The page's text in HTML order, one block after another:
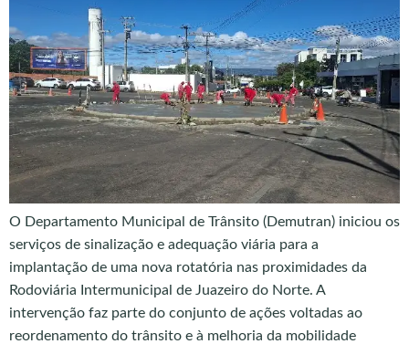
O Departamento Municipal de Trânsito (Demutran) iniciou os
serviços de sinalização e adequação viária para a
implantação de uma nova rotatória nas proximidades da
Rodoviária Intermunicipal de Juazeiro do Norte. A
intervenção faz parte do conjunto de ações voltadas ao
reordenamento do trânsito e à melhoria da mobilidade